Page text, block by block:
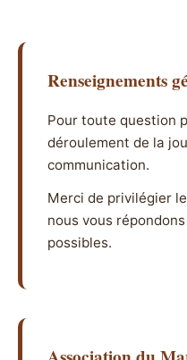
Renseignements
Pour toute question
déroulement de la
communication.
Merci de privilégier
nous vous
possibles.